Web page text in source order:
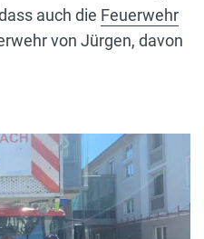
auch die Feuerwehr
von Jürgen, davon